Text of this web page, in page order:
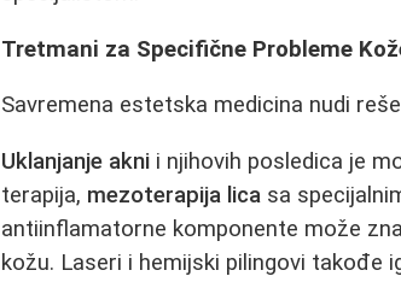
Tretmani za Specifične Probleme
Savremena estetska medicina nudi
Uklanjanje akni i njihovih posledica je
terapija, mezoterapija lica sa
antiinflamatorne komponente može
kožu. Laseri i hemijski pilingovi takođe